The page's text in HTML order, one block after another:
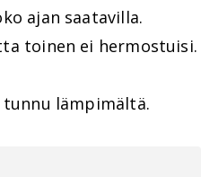
ajan saatavilla.
toinen ei hermostuisi.
lämpimältä.